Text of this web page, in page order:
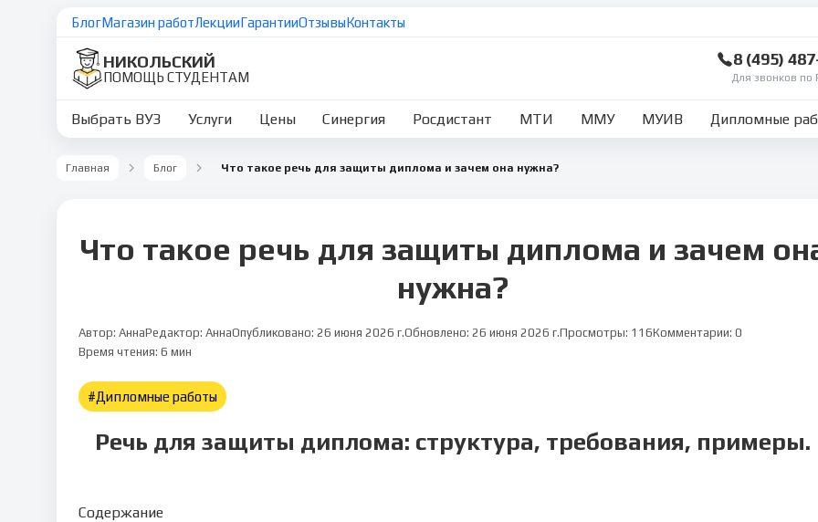
БлогМагазин работЛекцииГарантииОтзывыКонтакты
НИКОЛЬСКИЙ
ПОМОЩЬ СТУДЕНТАМ
8 (495)
Для звонков по
Выбрать ВУЗ Услуги Цены Синергия Росдистант МТИ ММУ МУИВ Дипломные
Главная Блог Что такое речь для защиты диплома и зачем она нужна?
Что такое речь для защиты диплома и зачем
нужна?
Автор: АннаРедактор: АннаОпубликовано: 26 июня 2026 г.Обновлено: 26 июня 2026 г.Просмотры: 116Комментарии: 0
Время чтения: 6 мин
Дипломные работы
#Дипломные работы
Речь для защиты диплома: структура, требования, примеры.
Содержание